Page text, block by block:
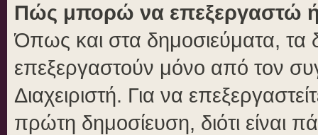
Πώς μπορώ να επεξεργαστώ
Όπως και στα δημοσιεύματα,
επεξεργαστούν μόνο από τον
Διαχειριστή. Για να
πρώτη δημοσίευση, διότι είναι